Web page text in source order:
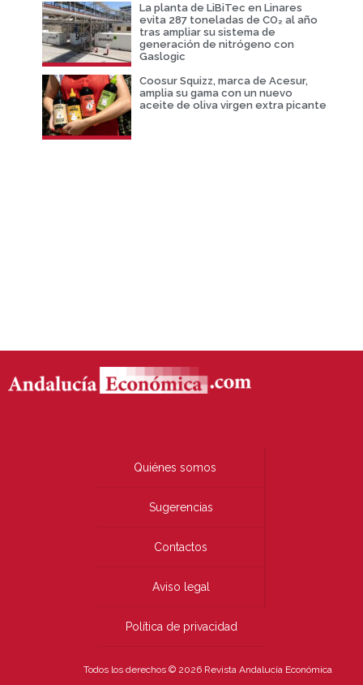
La planta de LiBiTec en Linares
evita 287 toneladas de CO₂ al año
tras ampliar su sistema de
generación de nitrógeno con
Gaslogic
Coosur Squizz, marca de Acesur,
amplia su gama con un nuevo
aceite de oliva virgen extra picante
Quiénes somos
Sugerencias
Contactos
Aviso legal
Política de privacidad
Todos los derechos © 2026 Revista Andalucía Económica